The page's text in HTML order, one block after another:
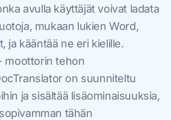
avulla käyttäjät voivat ladata
mukaan lukien Word,
ja kääntää ne eri kielille.
moottorin tehon
on suunniteltu
ja sisältää lisäominaisuuksia,
tähän